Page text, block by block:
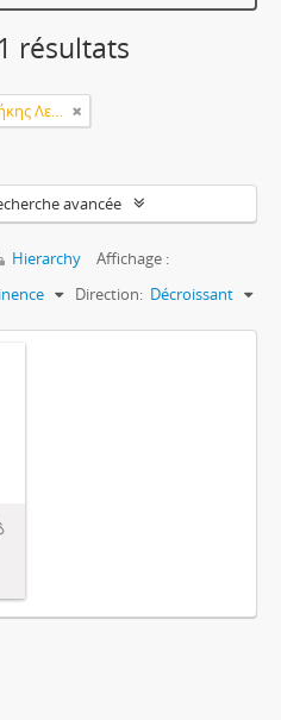
résultats
Λειτουργία Δημοτικής Βιβλιοθήκης Λεμεσού
avancée
Hierarchy
Affichage :
Direction: Décroissant